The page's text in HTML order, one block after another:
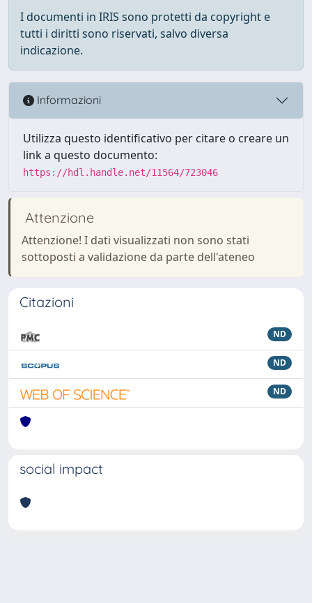
I documenti in IRIS sono protetti da copyright e
tutti i diritti sono riservati, salvo diversa
indicazione.
Informazioni
Utilizza questo identificativo per citare o creare un
link a questo documento:
https://hdl.handle.net/11564/723046
Attenzione
Attenzione! I dati visualizzati non sono stati
sottoposti a validazione da parte dell'ateneo
Citazioni
ND
ND
ND
social impact